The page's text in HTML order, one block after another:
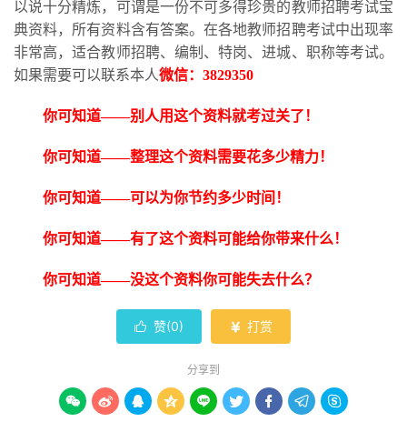
以说十分精炼，可谓是一份不可多得珍贵的教师招聘考试宝
典资料，所有资料含有答案。在各地教师招聘考试中出现率
非常高，适合教师招聘、编制、特岗、进城、职称等考试。
如果需要可以联系本人微信： 3829350
你可知道——别人用这个资料就考过关了！
你可知道——整理这个资料需要花多少精力！
你可知道——可以为你节约多少时间！
你可知道——有了这个资料可能给你带来什么！
你可知道——没这个资料你可能失去什么？
 赞(0)  打赏
分享到
        